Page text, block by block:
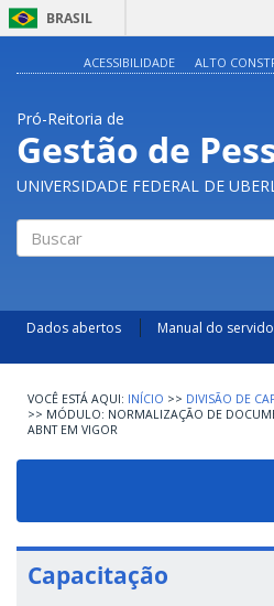
BRASIL
ACESSIBILIDADE ALTO
Pró-Reitoria de
Gestão de
UNIVERSIDADE FEDERAL DE
Dados abertos Manual do
INÍCIO >> DIVISÃO DE
>> MÓDULO: NORMALIZAÇÃO DE
ABNT EM VIGOR
Capacitação